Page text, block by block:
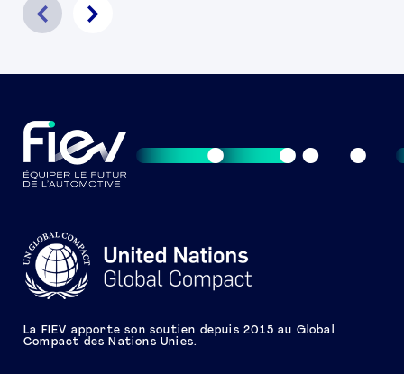
La FIEV apporte son soutien depuis 2015 au Global
Compact des Nations Unies.